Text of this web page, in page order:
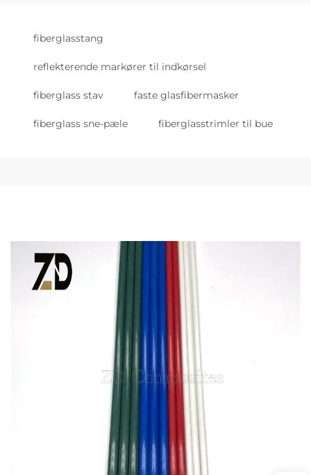
fiberglasstang
reflekterende markører til indkørsel
fiberglass stav faste glasfibermasker
fiberglass sne-pæle fiberglasstrimler til bue